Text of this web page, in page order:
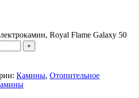
Royal Flame Galaxy 50
Камины, Отопительное